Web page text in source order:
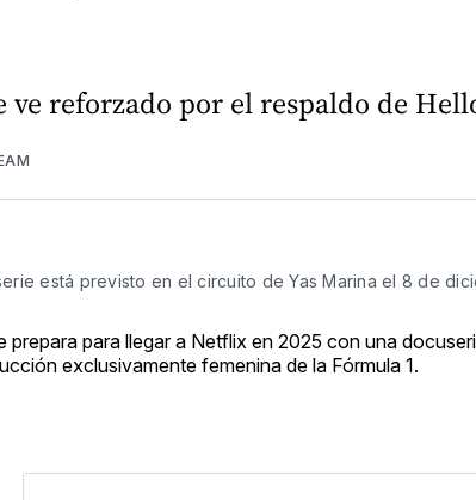
ve reforzado por el respaldo de
está previsto en el circuito de Yas Marina el 8 de
prepara para llegar a Netflix en 2025 con una
exclusivamente femenina de la Fórmula 1.